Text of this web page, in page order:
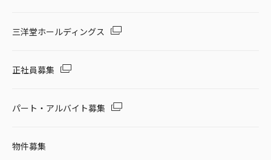
三洋堂ホールディングス
正社員募集
パート・アルバイト募集
物件募集